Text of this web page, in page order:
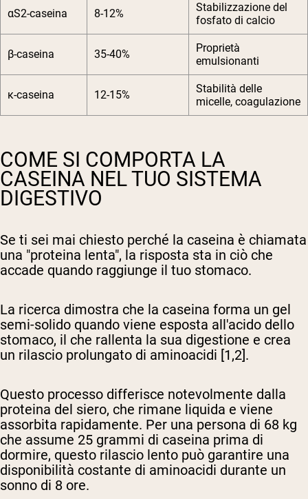
αS2-caseina 8-12%
Stabilizzazione del
fosfato di calcio
β-caseina 35-40%
Proprietà
emulsionanti
κ-caseina 12-15%
Stabilità delle
micelle, coagulazione
COME SI COMPORTA LA
CASEINA NEL TUO SISTEMA
DIGESTIVO
Se ti sei mai chiesto perché la caseina è chiamata
una "proteina lenta", la risposta sta in ciò che
accade quando raggiunge il tuo stomaco.
La ricerca dimostra che la caseina forma un gel
semi-solido quando viene esposta all'acido dello
stomaco, il che rallenta la sua digestione e crea
un rilascio prolungato di aminoacidi [1,2].
Questo processo differisce notevolmente dalla
proteina del siero, che rimane liquida e viene
assorbita rapidamente. Per una persona di 68 kg
che assume 25 grammi di caseina prima di
dormire, questo rilascio lento può garantire una
disponibilità costante di aminoacidi durante un
sonno di 8 ore.